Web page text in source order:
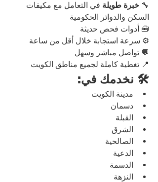
🔧 خبرة طويلة في التعامل مع مكيفات
السكن والدوائر الحكومية
🧰 أدوات فحص حديثة
⚙️ سرعة استجابة خلال أقل من ساعة
💬 تواصل مباشر وسهل
📍 تغطية كاملة لجميع مناطق الكويت
🛠️ نخدمك في:
مدينة الكويت
دسمان
القبلة
الشرق
الصالحية
الدعية
الدسمة
النزهة